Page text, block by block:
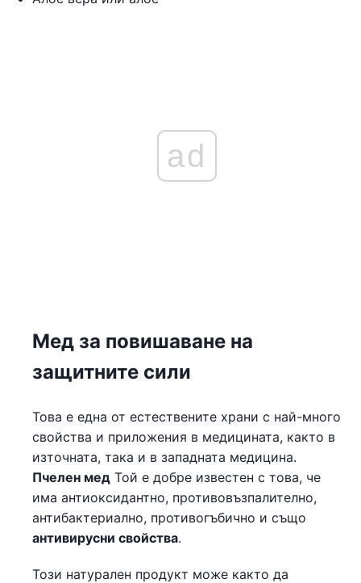
ad
Мед за повишаване на
защитните сили
Това е една от естествените храни с най-много
свойства и приложения в медицината, както в
източната, така и в западната медицина.
Пчелен мед Той е добре известен с това, че
има антиоксидантно, противовъзпалително,
антибактериално, противогъбично и също
антивирусни свойства.
Този натурален продукт може както да